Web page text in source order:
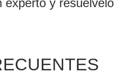
experto y resuélvelo